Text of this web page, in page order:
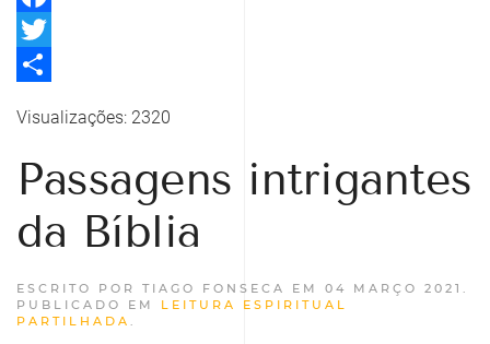
Facebook
Twitter
Visualizações: 2320
Passagens intrigantes
da Bíblia
ESCRITO POR TIAGO FONSECA EM 04 MARÇO 2021 .
PUBLICADO EM LEITURA ESPIRITUAL
PARTILHADA .